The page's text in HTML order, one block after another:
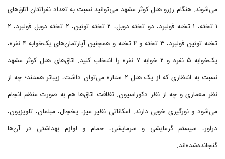
می‌شوند. هنگام رزرو هتل کوثر مشهد می‌توانید نسبت به تعداد نفراتتان اتاق‌های
۱ تخته، ۱ تخته فولبرد، دو تخته دوبل، ۲ تخته توئین، ۲ تخته دوبل فولبرد، ۲
تخته توئین فولبرد، ۳ تخته و ۴ تخته و همچنین آپارتمان‌های یک‌خوابه ۴ نفره،
یک‌خوابه ۵ نفره و ۲ خوابه ۷ نفره را انتخاب کنید. اتاق‌های هتل کوثر مشهد
نسبت به انتظاری که از یک هتل ۲ ستاره می‌توان داشت، زیباتر هستند؛ چه از
نظر معماری و چه از نظر دکوراسیون. نظافت اتاق‌ها هم به صورت منظم انجام
می‌شود و نورگیری خوبی دارند. امکاناتی نظیر میز، یخچال، مبلمان، تلویزیون،
دراور، سیستم گرمایشی و سرمایشی، حمام و لوازم بهداشتی در آن‌ها
گنجانده‌شده‌اند.